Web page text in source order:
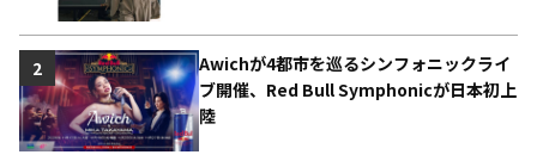
Awichが4都市を巡るシンフォニックライ
ブ開催、Red Bull Symphonicが日本初上
陸
2